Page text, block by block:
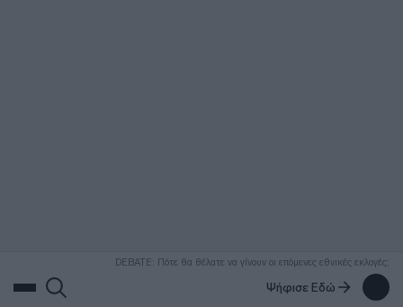
DEBATE: Πότε θα θέλατε να γίνουν οι επόμενες εθνικές εκλογές;
Ψήφισε Εδώ